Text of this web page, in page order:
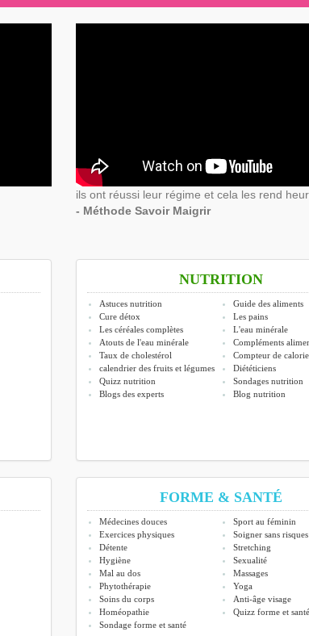
ils ont réussi leur régime et cela les rend
- Méthode Savoir Maigrir
NUTRITION
Astuces nutrition
Guide des aliments
Cure détox
Les pains
Les céréales complètes
L'eau minérale
Atouts de l'eau minérale
Compléments
Taux de cholestérol
Compteur de
calendrier des fruits et légumes
Diététiciens
Quizz nutrition
Sondages nutrition
Blogs des experts
Blog nutrition
FORME & SANTÉ
Médecines douces
Sport au féminin
Exercices physiques
Soigner sans risques
Détente
Stretching
Hygiène
Sexualité
Mal au dos
Massages
Phytothérapie
Yoga
Soins du corps
Anti-âge visage
Homéopathie
Quizz forme et santé
Sondage forme et santé